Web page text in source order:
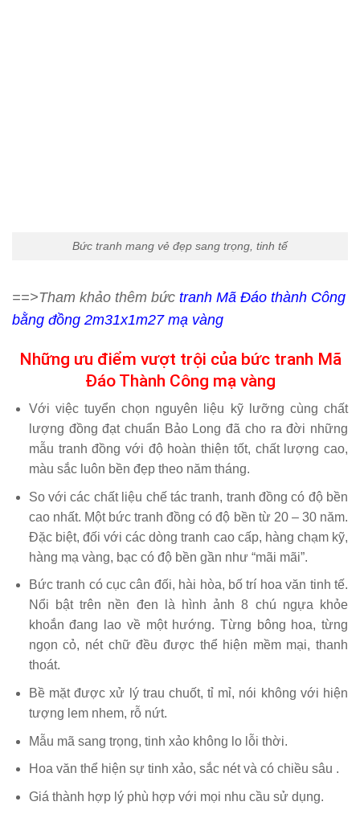
Bức tranh mang vẻ đẹp sang trọng, tinh tế
==>Tham khảo thêm bức tranh Mã Đáo thành Công
bằng đồng 2m31x1m27 mạ vàng
Những ưu điểm vượt trội của bức tranh Mã
Đáo Thành Công mạ vàng
Với việc tuyển chọn nguyên liệu kỹ lưỡng cùng chất
lượng đồng đạt chuẩn Bảo Long đã cho ra đời những
mẫu tranh đồng với độ hoàn thiện tốt, chất lượng cao,
màu sắc luôn bền đẹp theo năm tháng.
So với các chất liệu chế tác tranh, tranh đồng có độ bền
cao nhất. Một bức tranh đồng có độ bền từ 20 – 30 năm.
Đặc biệt, đối với các dòng tranh cao cấp, hàng chạm kỹ,
hàng mạ vàng, bạc có độ bền gần như “mãi mãi”.
Bức tranh có cục cân đối, hài hòa, bố trí hoa văn tinh tế.
Nổi bật trên nền đen là hình ảnh 8 chú ngựa khỏe
khoắn đang lao về một hướng. Từng bông hoa, từng
ngọn cỏ, nét chữ đều được thể hiện mềm mại, thanh
thoát.
Bề mặt được xử lý trau chuốt, tỉ mỉ, nói không với hiện
tượng lem nhem, rỗ nứt.
Mẫu mã sang trọng, tinh xảo không lo lỗi thời.
Hoa văn thể hiện sự tinh xảo, sắc nét và có chiều sâu .
Giá thành hợp lý phù hợp với mọi nhu cầu sử dụng.